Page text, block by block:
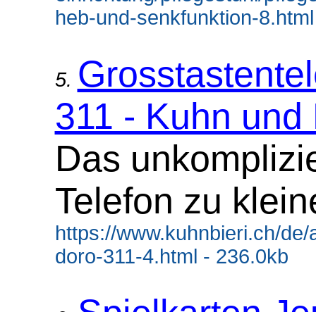
heb-und-senkfunktion-
5.
311 - Kuhn und
Das
Telefon zu
https://www.kuhnbieri.ch/
doro-311-4.html - 236.0kb